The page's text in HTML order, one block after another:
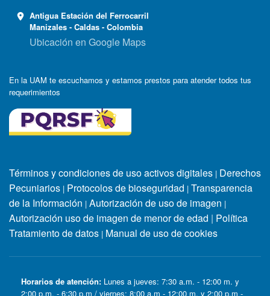
Antigua Estación del Ferrocarril
Manizales - Caldas - Colombia
Ubicación en Google Maps
En la UAM te escuchamos y estamos prestos para atender todos tus
requerimientos
Términos y condiciones de uso activos digitales | Derechos
Pecuniarios | Protocolos de bioseguridad | Transparencia
de la Información | Autorización de uso de imagen |
Autorización uso de imagen de menor de edad | Política
Tratamiento de datos | Manual de uso de cookies
Horarios de atención: Lunes a jueves: 7:30 a.m. - 12:00 m. y
2:00 p.m. - 6:30 p.m / viernes: 8:00 a.m - 12:00 m. y 2:00 p.m -